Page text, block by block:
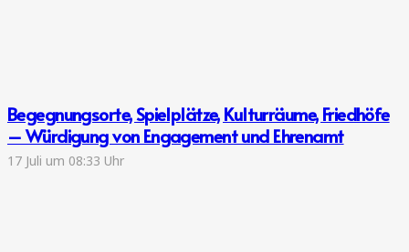
Begegnungsorte, Spielplätze, Kulturräume, Friedhöfe
– Würdigung von Engagement und Ehrenamt
17 Juli um 08:33 Uhr